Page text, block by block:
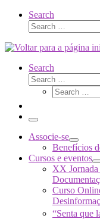
Search
Search
Search
Search
Search
Menu
Associe-se
Benefícios
Cursos e eventos
XX
Curso
“Senta que